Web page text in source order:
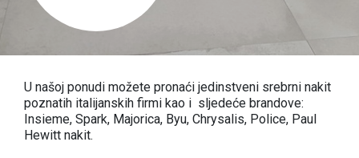
U našoj ponudi možete pronaći jedinstveni srebrni nakit
poznatih italijanskih firmi kao i sljedeće brandove:
Insieme, Spark, Majorica, Byu, Chrysalis, Police, Paul
Hewitt nakit.